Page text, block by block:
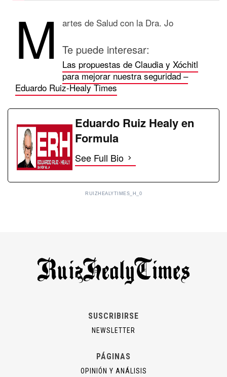
M artes de Salud con la Dra. Jo
Te puede interesar:
Las propuestas de Claudia y Xóchitl
para mejorar nuestra seguridad –
Eduardo Ruiz-Healy Times
Eduardo Ruiz Healy en
Formula
See Full Bio
RUIZHEALYTIMES_H_0
SUSCRIBIRSE
NEWSLETTER
PÁGINAS
OPINIÓN Y ANÁLISIS